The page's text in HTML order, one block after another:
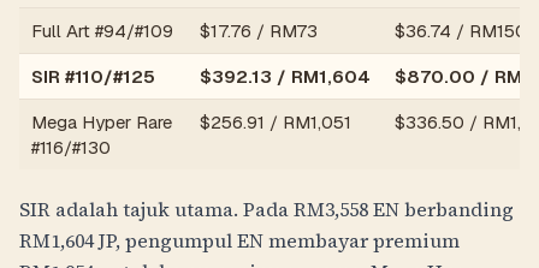
Full Art #94/#109
$17.76 / RM73 $36.74 / RM150
SIR #110/#125
$392.13 / RM1,604 $870.00 /
Mega Hyper Rare
#116/#130
$256.91 / RM1,051 $336.50 /
SIR adalah tajuk utama. PadaRM3,558EN berbanding
RM1,604JP, pengumpul EN membayar premium